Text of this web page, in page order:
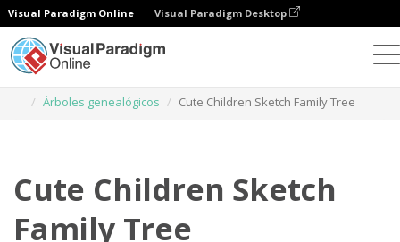
Visual Paradigm Online Visual Paradigm Desktop
Árboles genealógicos
Cute Children Sketch Family Tree
Cute Children Sketch
Family Tree